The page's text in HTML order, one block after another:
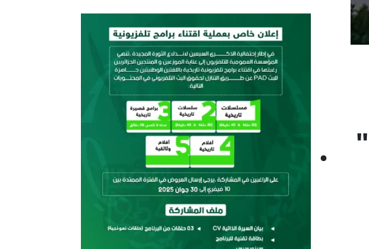
المباشر في مبادرة "سامر كامب 2026"